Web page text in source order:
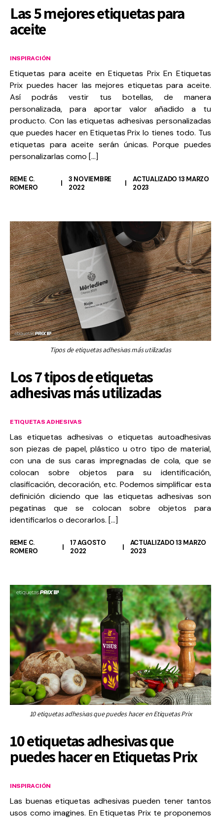
Las 5 mejores etiquetas para
aceite
INSPIRACIÓN
Etiquetas para aceite en Etiquetas Prix En Etiquetas
Prix puedes hacer las mejores etiquetas para aceite.
Así podrás vestir tus botellas, de manera
personalizada, para aportar valor añadido a tu
producto. Con las etiquetas adhesivas personalizadas
que puedes hacer en Etiquetas Prix lo tienes todo. Tus
etiquetas para aceite serán únicas. Porque puedes
personalizarlas como […]
REME C.
ROMERO
3 NOVIEMBRE
2022
ACTUALIZADO 13 MARZO
2023
Tipos de etiquetas adhesivas más utilizadas
Los 7 tipos de etiquetas
adhesivas más utilizadas
ETIQUETAS ADHESIVAS
Las etiquetas adhesivas o etiquetas autoadhesivas
son piezas de papel, plástico u otro tipo de material,
con una de sus caras impregnadas de cola, que se
colocan sobre objetos para su identificación,
clasificación, decoración, etc. Podemos simplificar esta
definición diciendo que las etiquetas adhesivas son
pegatinas que se colocan sobre objetos para
identificarlos o decorarlos. […]
REME C.
ROMERO
17 AGOSTO
2022
ACTUALIZADO 13 MARZO
2023
10 etiquetas adhesivas que puedes hacer en Etiquetas Prix
10 etiquetas adhesivas que
puedes hacer en Etiquetas Prix
INSPIRACIÓN
Las buenas etiquetas adhesivas pueden tener tantos
usos como imagines. En Etiquetas Prix te proponemos